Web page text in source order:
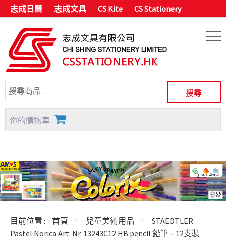
志成日曆 志成文具 CS Kite CS Stationery
你的購物車 :
目前位置 : 首頁 兒童美術用品
STAEDTLER
Pastel Norica Art. Nr. 13243C12 HB pencil 鉛筆 – 12支裝